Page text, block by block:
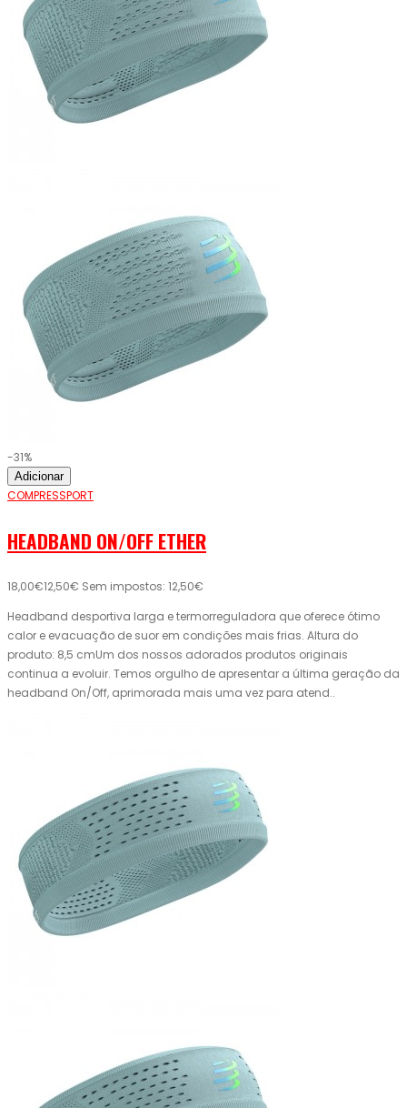
-31%
Adicionar
COMPRESSPORT
HEADBAND ON/OFF ETHER
18,00€12,50€ Sem impostos: 12,50€
Headband desportiva larga e termorreguladora que oferece ótimo
calor e evacuação de suor em condições mais frias. Altura do
produto: 8,5 cmUm dos nossos adorados produtos originais
continua a evoluir. Temos orgulho de apresentar a última geração da
headband On/Off, aprimorada mais uma vez para atend..